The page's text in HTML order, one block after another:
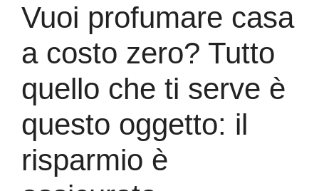
Vuoi profumare casa
a costo zero? Tutto
quello che ti serve è
questo oggetto: il
risparmio è